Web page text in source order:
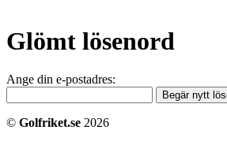
Glömt lösenord
Ange din e-postadres:
© Golfriket.se 2026